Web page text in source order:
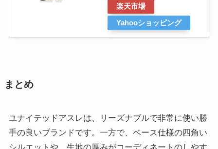
楽天市場
Yahooショッピング
まとめ
ユナイテッドアスレは、リーズナブルで非常に使い勝
手の良いブランドです。一方で、ベース仕様の四角い